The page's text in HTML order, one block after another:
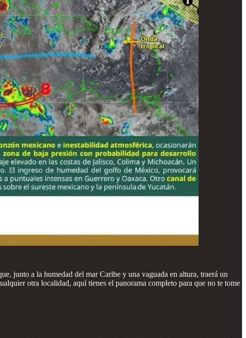
junto a la humedad del mar Caribe y una vaguada en altura, traerá un
otra localidad, aquí tienes el panorama completo para que no te tome